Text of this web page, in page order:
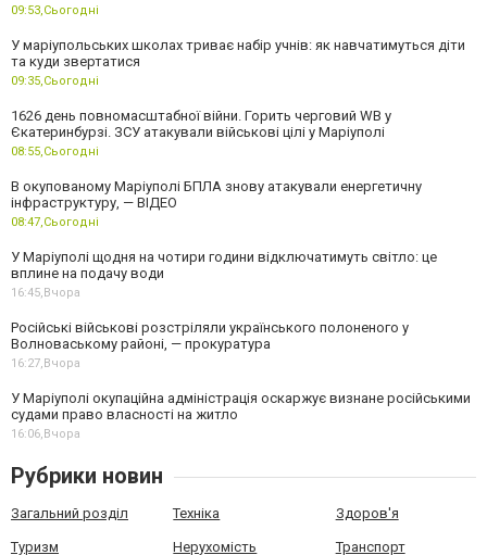
09:53,Сьогодні
У маріупольських школах триває набір учнів: як навчатимуться діти
та куди звертатися
09:35,Сьогодні
1626 день повномасштабної війни. Горить черговий WB у
Єкатеринбурзі. ЗСУ атакували військові цілі у Маріуполі
08:55,Сьогодні
В окупованому Маріуполі БПЛА знову атакували енергетичну
інфраструктуру, — ВІДЕО
08:47,Сьогодні
У Маріуполі щодня на чотири години відключатимуть світло: це
вплине на подачу води
16:45,Вчора
Російські військові розстріляли українського полоненого у
Волноваському районі, — прокуратура
16:27,Вчора
У Маріуполі окупаційна адміністрація оскаржує визнане російськими
судами право власності на житло
16:06,Вчора
Рубрики новин
Загальний розділ Техніка Здоров'я
Туризм Нерухомість Транспорт